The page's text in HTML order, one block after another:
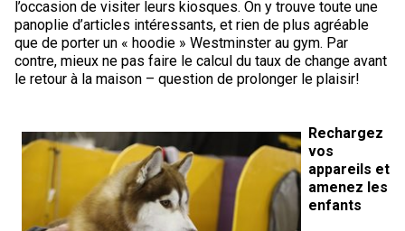
l’occasion de visiter leurs kiosques. On y trouve toute une
panoplie d’articles intéressants, et rien de plus agréable
que de porter un « hoodie » Westminster au gym. Par
contre, mieux ne pas faire le calcul du taux de change avant
le retour à la maison – question de prolonger le plaisir!
Rechargez
vos
appareils et
amenez les
enfants